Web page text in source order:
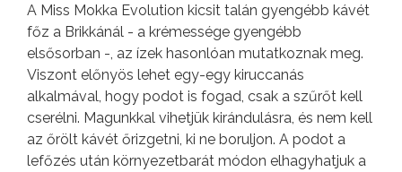
A Miss Mokka Evolution kicsit talán gyengébb kávét
főz a Brikkánál - a krémessége gyengébb
elsősorban -, az ízek hasonlóan mutatkoznak meg.
Viszont előnyös lehet egy-egy kiruccanás
alkalmával, hogy podot is fogad, csak a szűrőt kell
cserélni. Magunkkal vihetjük kirándulásra, és nem kell
az őrölt kávét őrizgetni, ki ne boruljon. A podot a
lefőzés után környezetbarát módon elhagyhatjuk a